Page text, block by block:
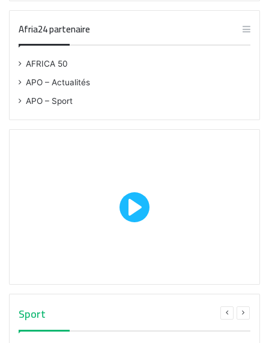
Afria24 partenaire
AFRICA 50
APO – Actualités
APO – Sport
Sport